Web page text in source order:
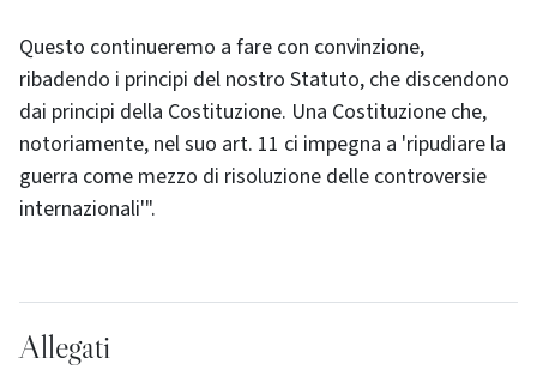
Questo continueremo a fare con convinzione,
ribadendo i principi del nostro Statuto, che discendono
dai principi della Costituzione. Una Costituzione che,
notoriamente, nel suo art. 11 ci impegna a 'ripudiare la
guerra come mezzo di risoluzione delle controversie
internazionali'".
Allegati